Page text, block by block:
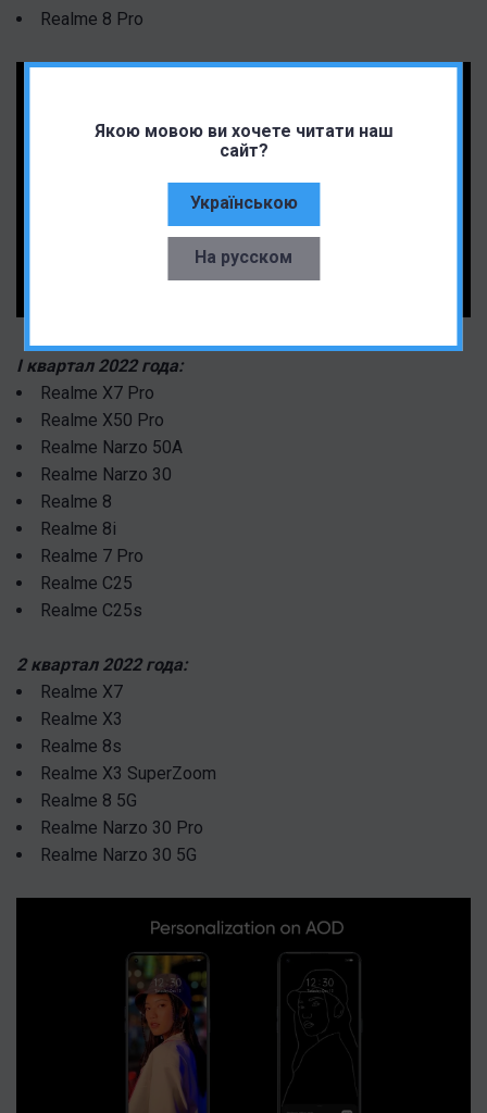
Якою мовою ви хочете читати наш
сайт?
Українською
На русском
Realme 8 Pro
I квартал2022 года:
Realme X7 Pro
Realme X50 Pro
Realme Narzo 50A
Realme Narzo 30
Realme 8
Realme 8i
Realme 7 Pro
Realme C25
Realme C25s
2 квартал2022 года:
Realme X7
Realme X3
Realme 8s
Realme X3 SuperZoom
Realme 8 5G
Realme Narzo 30 Pro
Realme Narzo 30 5G